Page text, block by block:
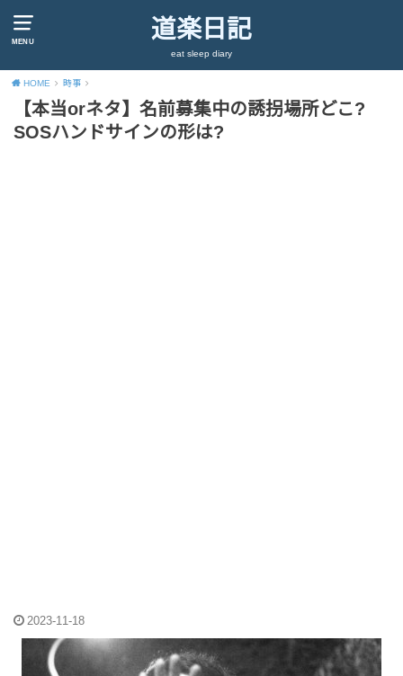
MENU 道楽日記
eat sleep diary
HOME 時事
【本当orネタ】名前募集中の誘拐場所どこ?
SOSハンドサインの形は?
2023-11-18